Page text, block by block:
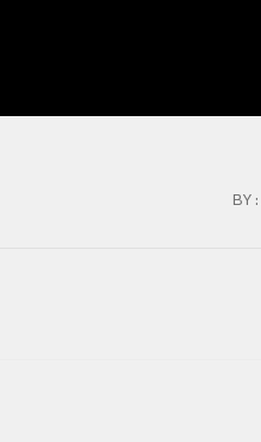
BY :